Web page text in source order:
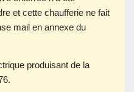
et cette chaufferie ne fait
mail en annexe du
produisant de la